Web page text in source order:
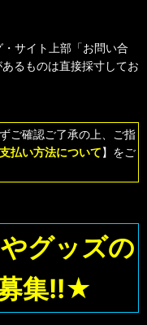
サイト上部「お問い合
るものは直接採寸してお
ご確認ご了承の上、ご指
払い方法について】をご
グッズの
集!!★